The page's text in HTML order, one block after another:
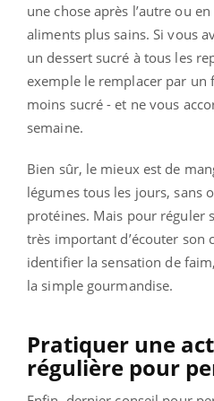
une chose après l’autre ou
aliments plus sains. Si vous
un dessert sucré à tous les
exemple le remplacer par
moins sucré - et ne vous
semaine.
Bien sûr, le mieux est de
légumes tous les jours, sans
protéines. Mais pour réguler
très important d’écouter son
identifier la sensation de
la simple gourmandise.
Pratiquer une
régulière pour